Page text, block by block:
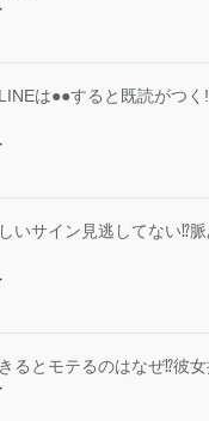
は●●すると既読がつく
いサイン見逃してない⁉︎
るとモテるのはなぜ⁉︎彼